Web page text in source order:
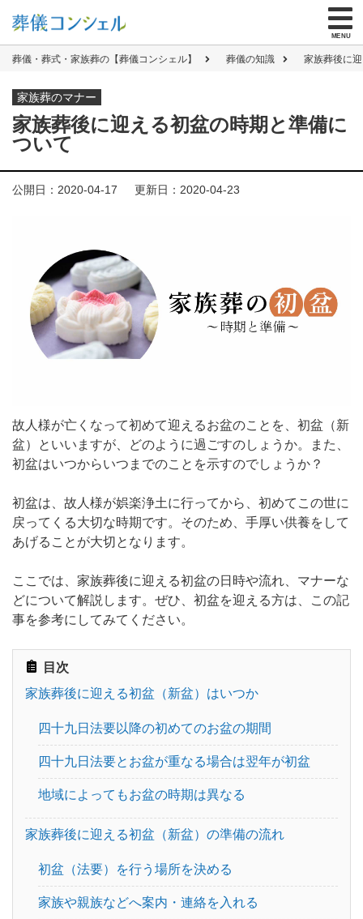
MENU
無料資料請求
お葬式とわからない封筒で郵送／メールも可
ご危篤・ご逝去でお急ぎの方
はじめての方へ
132,000
式を省き、火葬のみ
火葬式 209,000 円（税抜）
お通夜を省き一日で
一日葬 339,000
多くの方々をお招きする
一般葬 599,000 円 （税抜）
お知らせ・プレリリース
葬儀 終活
家族葬 火葬式
一日葬 供養
家族葬のマナー 家族葬の流れ
家族葬の費用 不動産の相続
葬儀・葬式・家族葬の【葬儀コンシェル】 葬儀の知識 家族葬後に
家族葬のマナー
公開日：2020-04-17 更新日：2020-04-23
家族葬後に迎える初盆の時期と準備に
ついて
故人様が亡くなって初めて迎えるお盆のことを、初盆（新
盆）といいますが、どのように過ごすのしょうか。また、
初盆はいつからいつまでのことを示すのでしょうか？
初盆は、故人様が娯楽浄土に行ってから、初めてこの世に
戻ってくる大切な時期です。 そのため、手厚い供養をして
あげることが大切となります。
ここでは、家族葬後に迎える初盆の日時や流れ、マナーな
どについて解説します。ぜひ、初盆を迎える方は、この記
事を参考にしてみてください。
目次
家族葬後に迎える初盆（新盆）はいつか
四十九日法要以降の初めてのお盆の期間
四十九日法要とお盆が重なる場合は翌年が初盆
地域によってもお盆の時期は異なる
家族葬後に迎える初盆（新盆）の準備の流れ
初盆（法要）を行う場所を決める
家族や親族などへ案内・連絡を入れる